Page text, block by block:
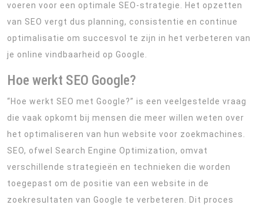
voeren voor een optimale SEO-strategie. Het opzetten
van SEO vergt dus planning, consistentie en continue
optimalisatie om succesvol te zijn in het verbeteren van
je online vindbaarheid op Google.
Hoe werkt SEO Google?
“Hoe werkt SEO met Google?” is een veelgestelde vraag
die vaak opkomt bij mensen die meer willen weten over
het optimaliseren van hun website voor zoekmachines.
SEO, ofwel Search Engine Optimization, omvat
verschillende strategieën en technieken die worden
toegepast om de positie van een website in de
zoekresultaten van Google te verbeteren. Dit proces